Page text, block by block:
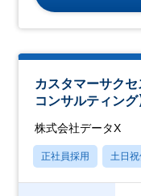
カスタマーサク
コンサルティング
株式会社データX
正社員採用 土日